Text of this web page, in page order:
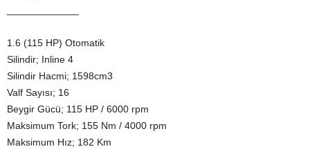
1.6 (115 HP) Otomatik
Silindir; Inline 4
Silindir Hacmi; 1598cm3
Valf Sayısı; 16
Beygir Gücü; 115 HP / 6000 rpm
Maksimum Tork; 155 Nm / 4000 rpm
Maksimum Hız; 182 Km